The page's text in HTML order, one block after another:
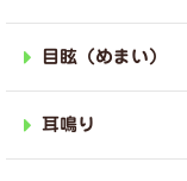
目眩（めまい）
耳鳴り